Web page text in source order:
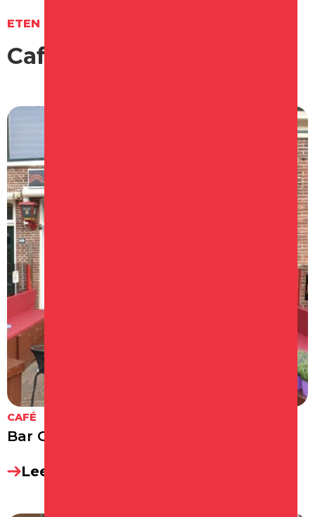
ETEN & DRINKEN
Cafés in
CAFÉ
Bar Gezellig Schagen
Lees meer